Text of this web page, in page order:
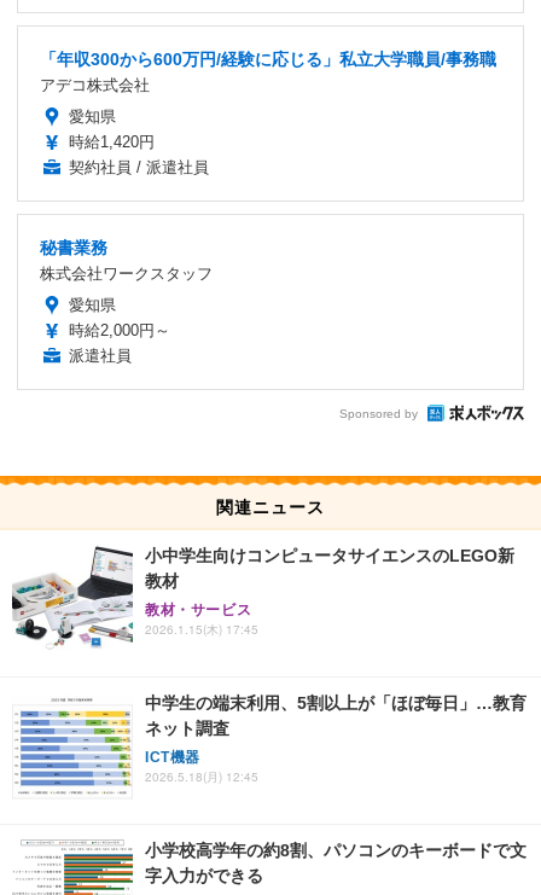
「年収300から600万円/経験に応じる」私立大学職員/事務職
アデコ株式会社
愛知県
時給1,420円
契約社員 / 派遣社員
秘書業務
株式会社ワークスタッフ
愛知県
時給2,000円～
派遣社員
Sponsored by
関連ニュース
小中学生向けコンピュータサイエンスのLEGO新
教材
教材・サービス
2026.1.15(木) 17:45
中学生の端末利用、5割以上が「ほぼ毎日」…教育
ネット調査
ICT機器
2026.5.18(月) 12:45
小学校高学年の約8割、パソコンのキーボードで文
字入力ができる